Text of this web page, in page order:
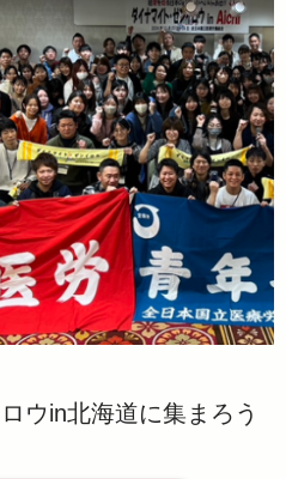
ウin北海道に集まろう